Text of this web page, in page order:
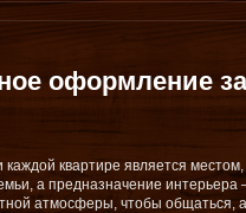
оформление
каждой квартире является
а предназначение интерьера
атмосферы, чтобы общаться, а